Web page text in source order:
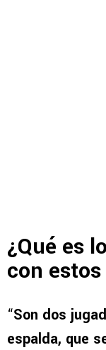
¿Qué es
con
“Son dos
espalda, que